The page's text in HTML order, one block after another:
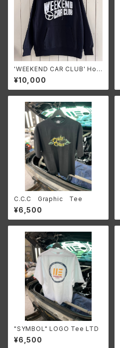
'WEEKEND CAR CLUB' Hoo
die
¥10,000
C.C.C Graphic Tee
¥6,500
"SYMBOL" LOGO Tee LTD
¥6,500